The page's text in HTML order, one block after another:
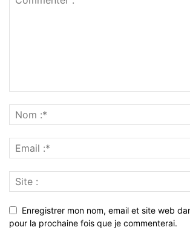
Enregistrer mon nom, email et site web
pour la prochaine fois que je commenterai.